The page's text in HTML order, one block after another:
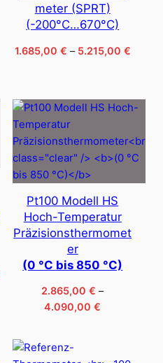
meter (SPRT)
(-200°C…670°C)
1.685,00 € – 5.215,00 €
Preisspanne:
1.720,00 €
Pt100 Modell HS
Hoch-Temperatur
Präzisionsthermomet
er
(0 °C bis 850 °C)
2.865,00€ –
4.090,00€